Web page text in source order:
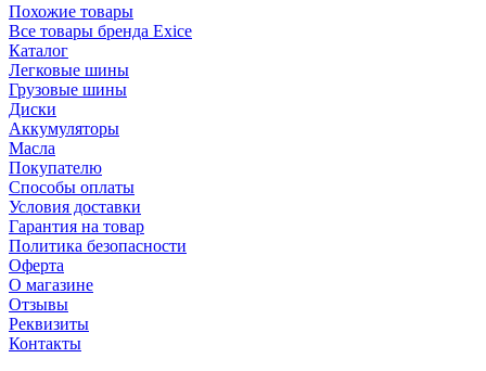
Похожие товары
Все товары бренда Exice
Каталог
Легковые шины
Грузовые шины
Диски
Аккумуляторы
Масла
Покупателю
Способы оплаты
Условия доставки
Гарантия на товар
Политика безопасности
Оферта
О магазине
Отзывы
Реквизиты
Контакты